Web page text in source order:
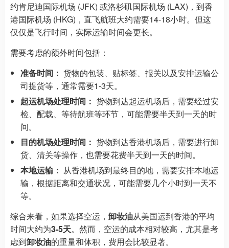
约肯尼迪国际机场 (JFK) 或洛杉矶国际机场 (LAX)，到香
港国际机场 (HKG)，直飞航班大约需要14-18小时。但这
仅仅是飞行时间，实际运输时间会更长。
需要考虑的额外时间包括：
准备时间： 货物的包装、贴标签、报关以及安排运输公
司提货等，通常需要1-3天。
起运机场处理时间： 货物到达起运机场后，需要经过安
检、配载、等待航班等环节，可能需要半天到一天的时
间。
目的机场处理时间： 货物到达香港机场后，需要进行卸
货、清关等操作，也需要花费半天到一天的时间。
本地运输： 从香港机场到最终目的地，需要安排本地运
输，根据距离和交通状况，可能需要几个小时到一天不
等。
综合来看，如果选择空运， 卸妆油从美国运到香港的平均
时间大约为3-5天。然而，空运的成本相对较高，尤其是考
虑到卸妆油的重量和体积，费用会比较显著。